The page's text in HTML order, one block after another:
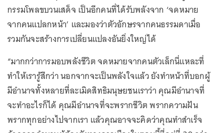
กรรมโพลขบวนเสด็จ เป็นอีกคนที่ได้รับพลังจาก ‘จดหมาย
จากคนแปลกหน้า’ และมองว่าตัวอักษรจากคนธรรมดาเมื่อ
รวมกันจะสร้างการเปลี่ยนแปลงอันยิ่งใหญ่ได้
“มากกว่าการมอบพลังชีวิต จดหมายจากคนตัวเล็กนี่แหละที่
ทำให้เรารู้สึกว่า นอกจากจะเป็นพลังใจแล้ว ยังทำหน้าที่บอกผู้
มีอำนาจทั้งหลายที่ละเมิดสิทธิมนุษยชนเราว่า คุณมีอำนาจที่
จะทำอะไรก็ได้ คุณมีอำนาจที่จะพรากชีวิต พรากความฝัน
พรากทุกอย่างไปจากเรา แล้วคุณอาจจะคิดว่าคุณทำสำเร็จ